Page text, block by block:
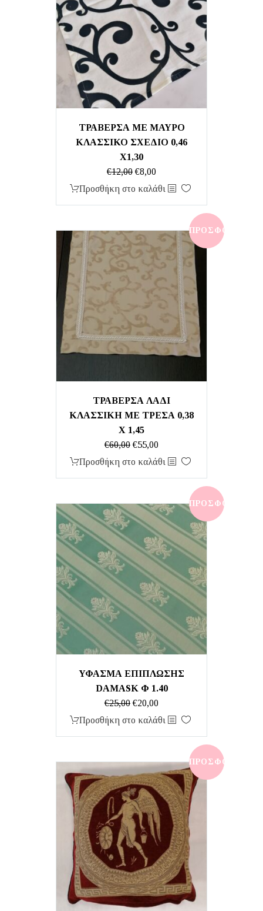
ΤΡΑΒΕΡΣΑ ΜΕ ΜΑΥΡΟ
ΚΛΑΣΣΙΚΟ ΣΧΕΔΙΟ 0,46
Χ1,30
€12,00 Original
price
€8,00Η
τρέχουσα
€8,00.
Προσθήκη στο καλάθι
ΠΡΟΣΦΟΡΆ!
ΤΡΑΒΕΡΣΑ ΛΑΔΙ
ΚΛΑΣΣΙΚΗ ΜΕ ΤΡΕΣΑ 0,38
Χ 1,45
€60,00 Original
price
€55,00Η
τρέχουσα
€55,00.
Προσθήκη στο καλάθι
ΠΡΟΣΦΟΡΆ!
ΥΦΑΣΜΑ ΕΠΙΠΛΩΣΗΣ
DAMASK Φ 1.40
€25,00 Original
price
€20,00Η
τρέχουσα
€20,00.
Προσθήκη στο καλάθι
ΠΡΟΣΦΟΡΆ!